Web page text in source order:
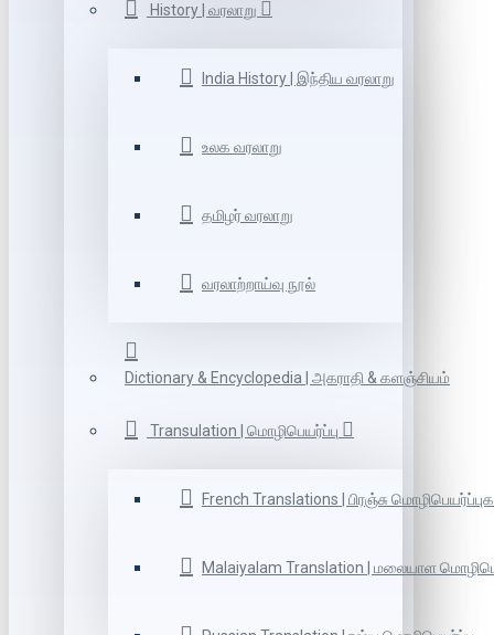
History | வரலாறு
India History | இந்திய வரலாறு
உலக வரலாறு
தமிழர் வரலாறு
வரலாற்றாய்வு நூல்
Dictionary & Encyclopedia | அகராதி & களஞ்சியம்
Transulation | மொழிபெயர்ப்பு
French Translations | பிரஞ்சு
Malaiyalam Translation | மலையாள